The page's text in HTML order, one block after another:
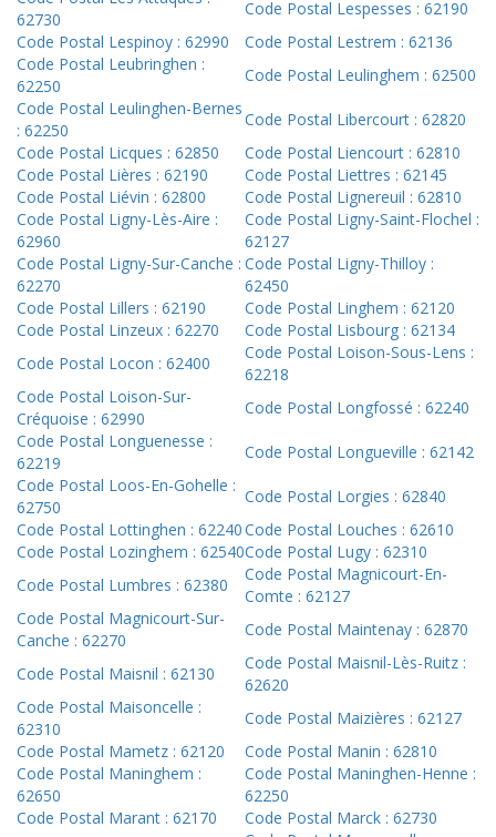
62730
Code Postal Lespesses : 62190
Code Postal Lespinoy : 62990
Code Postal Lestrem : 62136
Code Postal Leubringhen :
62250
Code Postal Leulinghem : 62500
Code Postal Leulinghen-Bernes
: 62250
Code Postal Libercourt : 62820
Code Postal Licques : 62850
Code Postal Liencourt : 62810
Code Postal Lières : 62190
Code Postal Liettres : 62145
Code Postal Liévin : 62800
Code Postal Lignereuil : 62810
Code Postal Ligny-Lès-Aire :
62960
Code Postal Ligny-Saint-Flochel :
62127
Code Postal Ligny-Sur-Canche :
62270
Code Postal Ligny-Thilloy :
62450
Code Postal Lillers : 62190
Code Postal Linghem : 62120
Code Postal Linzeux : 62270
Code Postal Lisbourg : 62134
Code Postal Locon : 62400
Code Postal Loison-Sous-Lens :
62218
Code Postal Loison-Sur-
Créquoise : 62990
Code Postal Longfossé : 62240
Code Postal Longuenesse :
62219
Code Postal Longueville : 62142
Code Postal Loos-En-Gohelle :
62750
Code Postal Lorgies : 62840
Code Postal Lottinghen : 62240Code Postal Louches : 62610
Code Postal Lozinghem : 62540Code Postal Lugy : 62310
Code Postal Lumbres : 62380
Code Postal Magnicourt-En-
Comte : 62127
Code Postal Magnicourt-Sur-
Canche : 62270
Code Postal Maintenay : 62870
Code Postal Maisnil : 62130
Code Postal Maisnil-Lès-Ruitz :
62620
Code Postal Maisoncelle :
62310
Code Postal Maizières : 62127
Code Postal Mametz : 62120
Code Postal Manin : 62810
Code Postal Maninghem :
62650
Code Postal Maninghen-Henne :
62250
Code Postal Marant : 62170
Code Postal Marck : 62730